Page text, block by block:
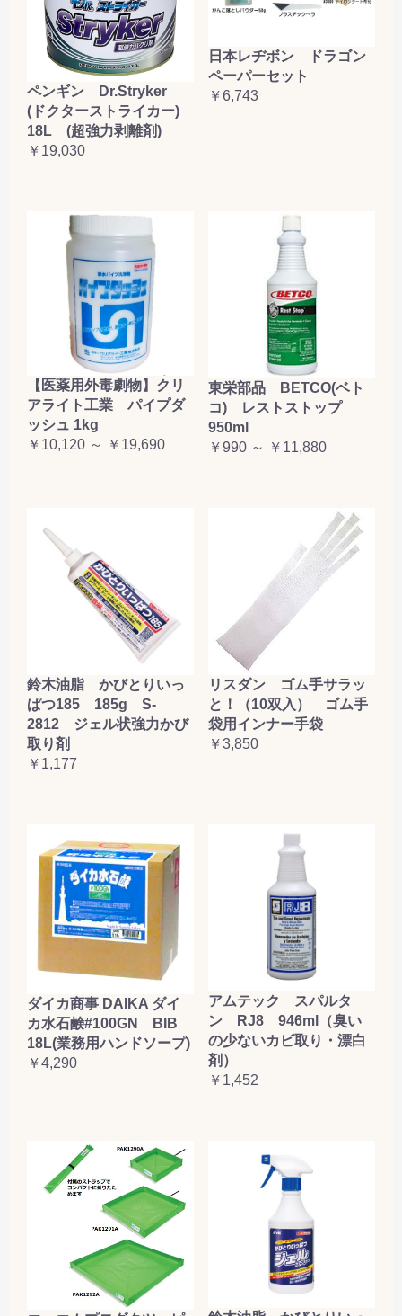
ペンギン Dr.Stryker
(ドクターストライカー)
18L (超強力剥離剤)
￥19,030
日本レヂボン ドラゴン
ペーパーセット
￥6,743
【医薬用外毒劇物】クリ
アライト工業 パイプダ
ッシュ 1kg
￥10,120 ～ ￥19,690
東栄部品 BETCO(ベト
コ) レストストップ
950ml
￥990 ～ ￥11,880
鈴木油脂 かびとりいっ
ぱつ185 185g S-
2812 ジェル状強力かび
取り剤
￥1,177
リスダン ゴム手サラッ
と！（10双入） ゴム手
袋用インナー手袋
￥3,850
ダイカ商事 DAIKA ダイ
カ水石鹸#100GN BIB
18L(業務用ハンドソープ)
￥4,290
アムテック スパルタ
ン RJ8 946ml（臭い
の少ないカビ取り・漂白
剤）
￥1,452